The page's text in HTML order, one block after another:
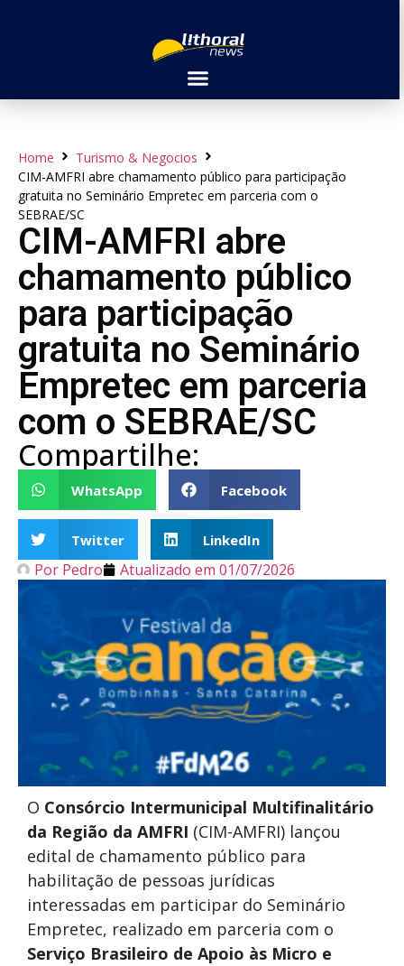
Home
Turismo & Negocios
CIM-AMFRI abre chamamento público para participação
gratuita no Seminário Empretec em parceria com o
SEBRAE/SC
CIM-AMFRI abre
chamamento público
para participação
gratuita no Seminário
Empretec em parceria
com o SEBRAE/SC
Compartilhe:
WhatsApp Facebook
Twitter LinkedIn
Por Pedro Atualizado em 01/07/2026
O Consórcio Intermunicipal Multifinalitário
da Região da AMFRI (CIM-AMFRI) lançou
edital de chamamento público para
habilitação de pessoas jurídicas
interessadas em participar do Seminário
Empretec, realizado em parceria com o
Serviço Brasileiro de Apoio às Micro e